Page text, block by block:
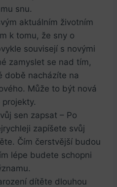
snu.
aktuálním životním
k tomu, že sny o
souvisejí s⁣ novými
zamyslet se nad tím,
době nacházíte na
Může‍ to být nová
sen ⁤zapsat – Po
zapíšete svůj
Čím ⁣čerstvější budou
lépe ⁢budete schopni
⁤dítěte ‌dlouhou